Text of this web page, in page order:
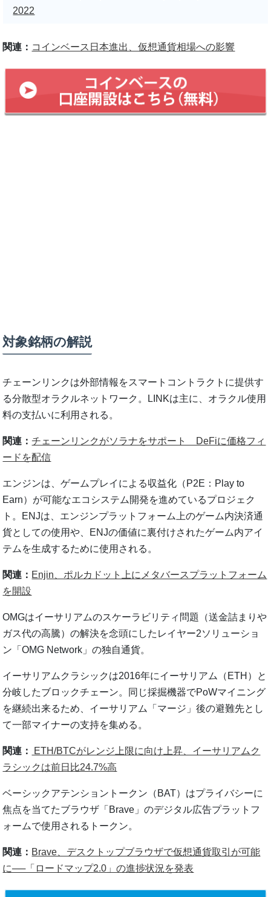
2022
関連： コインベース日本進出、仮想通貨相場への影響
対象銘柄の解説
チェーンリンクは外部情報をスマートコントラクトに提供す
る分散型オラクルネットワーク。LINKは主に、オラクル使用
料の支払いに利用される。
関連：チェーンリンクがソラナをサポート DeFiに価格フィ
ードを配信
エンジンは、ゲームプレイによる収益化（P2E：Play to
Earn）が可能なエコシステム開発を進めているプロジェク
ト。ENJは、エンジンプラットフォーム上のゲーム内決済通
貨としての使用や、ENJの価値に裏付けされたゲーム内アイ
テムを生成するために使用される。
関連： Enjin、ポルカドット上にメタバースプラットフォーム
を開設
OMGはイーサリアムのスケーラビリティ問題（送金詰まりや
ガス代の高騰）の解決を念頭にしたレイヤー2ソリューショ
ン「OMG Network」の独自通貨。
イーサリアムクラシックは2016年にイーサリアム（ETH）と
分岐したブロックチェーン。同じ採掘機器でPoWマイニング
を継続出来るため、イーサリアム「マージ」後の避難先とし
て一部マイナーの支持を集める。
関連：
ETH/BTCがレンジ上限に向け上昇、イーサリアムク
ラシックは前日比24.7%高
ベーシックアテンショントークン（BAT）はプライバシーに
焦点を当てたブラウザ「Brave」のデジタル広告プラットフ
ォームで使用されるトークン。
関連： Brave、デスクトップブラウザで仮想通貨取引が可能
に──「ロードマップ2.0」の進捗状況を発表